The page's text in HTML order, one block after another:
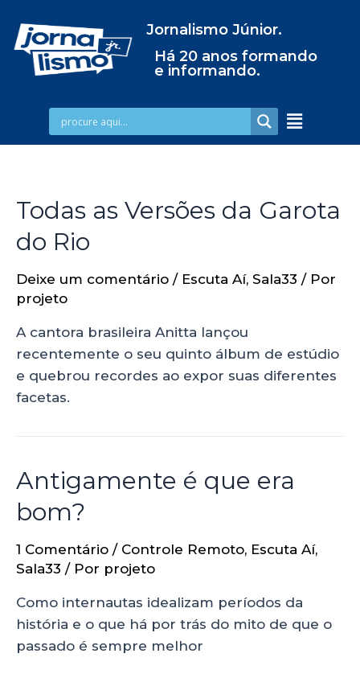
Jornalismo Júnior.
Há 20 anos formando
e informando.
Todas as Versões da Garota
do Rio
Deixe um comentário / Escuta Aí, Sala33 / Por
projeto
A cantora brasileira Anitta lançou
recentemente o seu quinto álbum de estúdio
e quebrou recordes ao expor suas diferentes
facetas.
Antigamente é que era
bom?
1 Comentário / Controle Remoto, Escuta Aí,
Sala33 / Por projeto
Como internautas idealizam períodos da
história e o que há por trás do mito de que o
passado é sempre melhor